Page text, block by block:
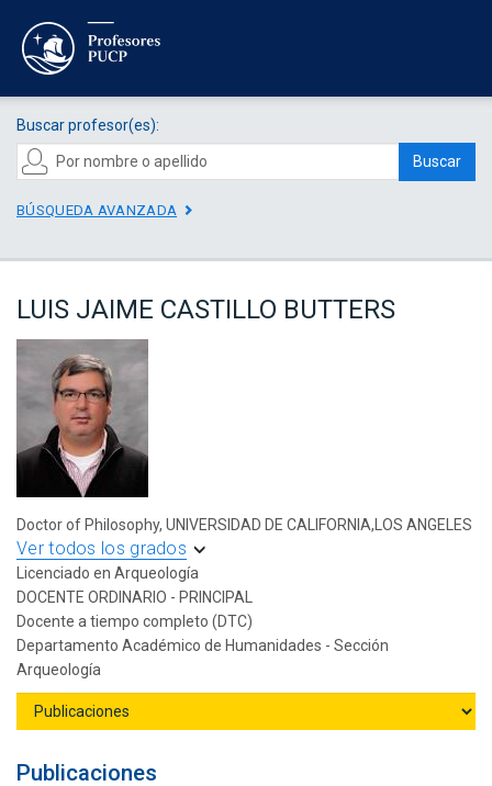
Buscar profesor(es):
Buscar
BÚSQUEDA AVANZADA
LUIS JAIME CASTILLO BUTTERS
Doctor of Philosophy, UNIVERSIDAD DE CALIFORNIA,LOS ANGELES
Ver todos los grados
Licenciado en Arqueología
DOCENTE ORDINARIO - PRINCIPAL
Docente a tiempo completo (DTC)
Departamento Académico de Humanidades - Sección
Arqueología
Publicaciones